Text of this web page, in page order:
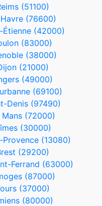
(51100)
(76600)
Étienne (42000)
(83000)
(38000)
(21000)
(49000)
(69100)
Denis (97490)
(72000)
(30000)
(13080)
(29200)
Ferrand (63000)
(87000)
(37000)
(80000)